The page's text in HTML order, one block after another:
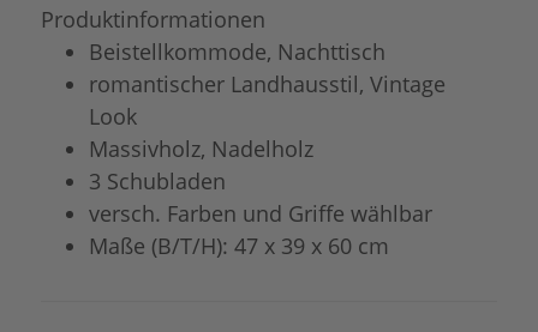
Produktinformationen
Beistellkommode, Nachttisch
romantischer Landhausstil, Vintage
Look
Massivholz, Nadelholz
3 Schubladen
versch. Farben und Griffe wählbar
Maße (B/T/H): 47 x 39 x 60 cm